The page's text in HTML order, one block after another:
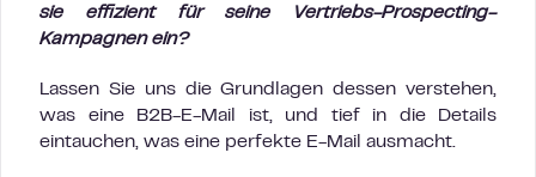
sie effizient für seine Vertriebs-Prospecting-
Kampagnen ein?
Lassen Sie uns die Grundlagen dessen verstehen,
was eine B2B-E-Mail ist, und tief in die Details
eintauchen, was eine perfekte E-Mail ausmacht.